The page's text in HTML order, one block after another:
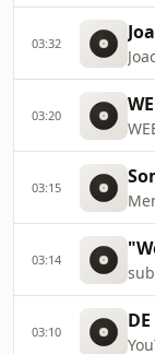
03:32
03:20
03:15
03:14
03:10